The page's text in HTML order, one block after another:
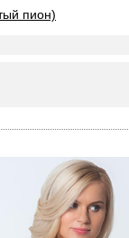
пион)